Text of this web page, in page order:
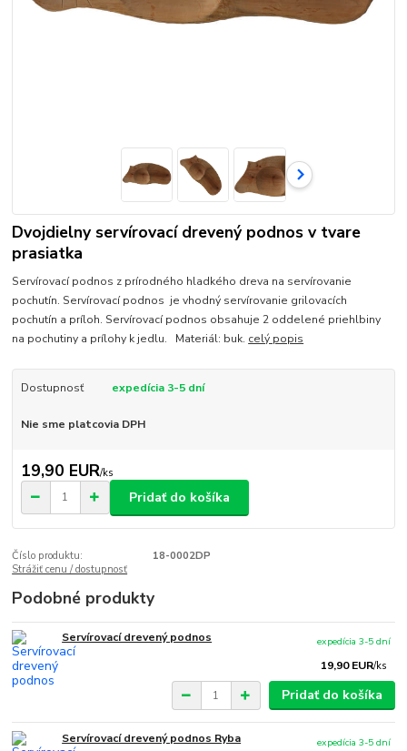
Dvojdielny servírovací drevený podnos v tvare
prasiatka
Servírovací podnos z prírodného hladkého dreva na servírovanie
pochutín. Servírovací podnos je vhodný servírovanie grilovacích
pochutín a príloh. Servírovací podnos obsahuje 2 oddelené priehlbiny
na pochutiny a prílohy k jedlu. Materiál: buk. celý popis
Dostupnosť expedícia 3-5 dní
Nie sme platcovia DPH
19,90 EUR/ks
Pridať do košíka
Číslo produktu:
18-0002DP
Strážiť cenu / dostupnosť
Podobné produkty
Servírovací drevený podnos
19,90 EUR/ks
expedícia 3-5 dní
Pridať do košíka
Servírovací drevený podnos Ryba
expedícia 3-5 dní